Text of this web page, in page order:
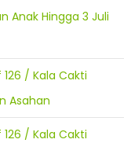
Anak Hingga 3 Juli
/ Kala Cakti
Asahan
/ Kala Cakti